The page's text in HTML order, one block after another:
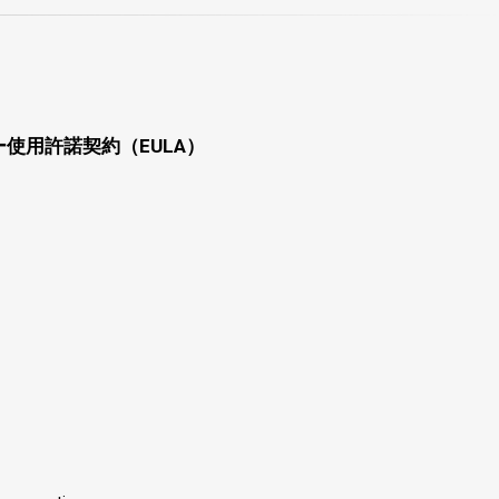
用許諾契約（EULA）